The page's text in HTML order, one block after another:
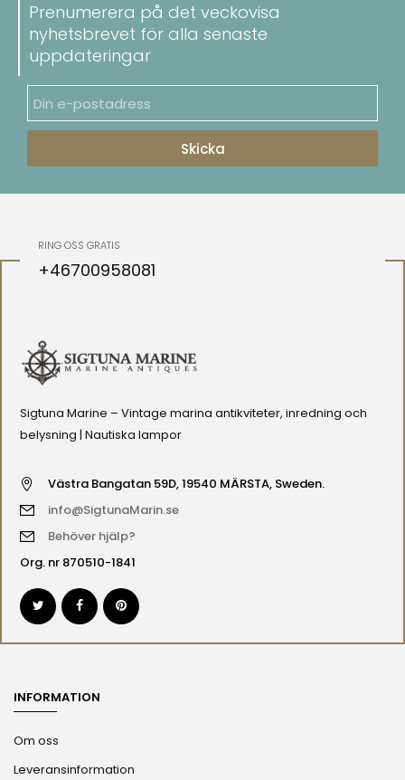
Prenumerera på det veckovisa
nyhetsbrevet för alla senaste
uppdateringar
Skicka
RING OSS GRATIS
+46700958081
Sigtuna Marine – Vintage marina antikviteter, inredning och
belysning | Nautiska lampor
Västra Bangatan 59D, 19540 MÄRSTA, Sweden.
info@SigtunaMarin.se
Behöver hjälp?
Org. nr 870510-1841
INFORMATION
Om oss
Leveransinformation